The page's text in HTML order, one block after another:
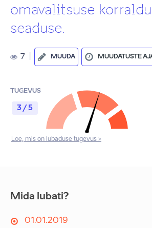
omavalitsuse
seaduse.
7 MUUDA MUUDATUSTE
TUGEVUS
3 / 5
Loe, mis on lubaduse tugevus >
Mida lubati?
01.01.2019